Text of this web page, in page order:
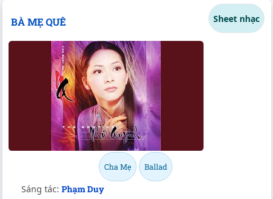
BÀ MẸ QUÊ Sheet nhạc
Cha Mẹ Ballad
Sáng tác: Phạm Duy